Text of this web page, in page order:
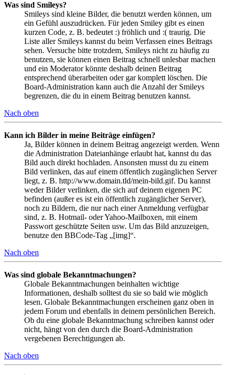
Was sind Smileys?
Smileys sind kleine Bilder, die benutzt werden können, um
ein Gefühl auszudrücken. Für jeden Smiley gibt es einen
kurzen Code, z. B. bedeutet :) fröhlich und :( traurig. Die
Liste aller Smileys kannst du beim Verfassen eines Beitrags
sehen. Versuche bitte trotzdem, Smileys nicht zu häufig zu
benutzen, sie können einen Beitrag schnell unlesbar machen
und ein Moderator könnte deshalb deinen Beitrag
entsprechend überarbeiten oder gar komplett löschen. Die
Board-Administration kann auch die Anzahl der Smileys
begrenzen, die du in einem Beitrag benutzen kannst.
Nach oben
Kann ich Bilder in meine Beiträge einfügen?
Ja, Bilder können in deinem Beitrag angezeigt werden. Wenn
die Administration Dateianhänge erlaubt hat, kannst du das
Bild auch direkt hochladen. Ansonsten musst du zu einem
Bild verlinken, das auf einem öffentlich zugänglichen Server
liegt, z. B. http://www.domain.tld/mein-bild.gif. Du kannst
weder Bilder verlinken, die sich auf deinem eigenen PC
befinden (außer es ist ein öffentlich zugänglicher Server),
noch zu Bildern, die nur nach einer Anmeldung verfügbar
sind, z. B. Hotmail- oder Yahoo-Mailboxen, mit einem
Passwort geschützte Seiten usw. Um das Bild anzuzeigen,
benutze den BBCode-Tag „[img]“.
Nach oben
Was sind globale Bekanntmachungen?
Globale Bekanntmachungen beinhalten wichtige
Informationen, deshalb solltest du sie so bald wie möglich
lesen. Globale Bekanntmachungen erscheinen ganz oben in
jedem Forum und ebenfalls in deinem persönlichen Bereich.
Ob du eine globale Bekanntmachung schreiben kannst oder
nicht, hängt von den durch die Board-Administration
vergebenen Berechtigungen ab.
Nach oben